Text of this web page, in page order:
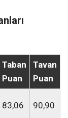
Taban
Puan
Tavan
Puan
83,06 90,90